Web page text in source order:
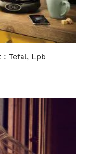
: Tefal, Lpb